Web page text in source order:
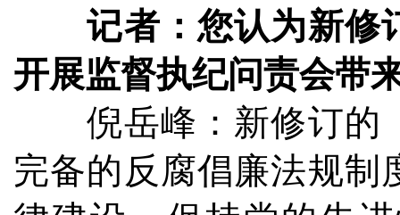
记者：您认为新修
开展监督执纪问责会带
倪岳峰：新修订的
完备的反腐倡廉法规制